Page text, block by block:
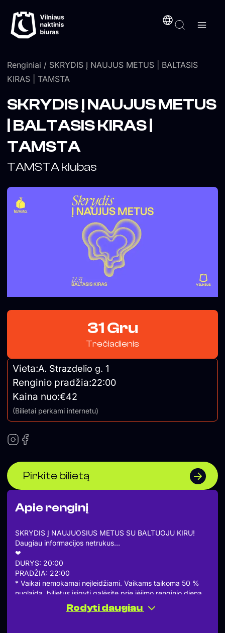
prie
turinio
Renginiai / SKRYDIS Į NAUJUS METUS | BALTASIS
KIRAS | TAMSTA
Apie renginį
SKRYDIS Į NAUJUOSIUS METUS SU BALTUOJU KIRU!
Daugiau informacijos netrukus…
❤︎
DURYS: 20:00
PRADŽIA: 22:00
* Vaikai nemokamai neįleidžiami. Vaikams taikoma 50 %
nuolaida, bilietus įsigyti galėsite prie įėjimo renginio dieną.
Daugiau informacijos: www.tamstaclub.lt
Rodyti daugiau
SKRYDIS Į NAUJUS METUS
| BALTASIS KIRAS |
TAMSTA
TAMSTA klubas
31 Gru
Trečiadienis
Vieta:A. Strazdelio g. 1
Renginio pradžia:22:00
Kaina nuo:€42
(Bilietai perkami internetu)
Pirkite bilietą